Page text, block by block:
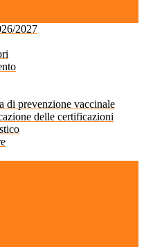
2027
di prevenzione vaccinale
delle certificazioni